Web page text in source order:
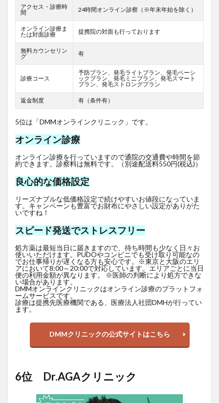
アクセス・診療時
間
24時間オンライン診察（※年末年始を除く）
オンライン診療ま
たは対面診療
提携院の対面も行っております
無料カウンセリン
グ
有
診療コース
予防プラン、発毛ライトプラン、発毛ベーシ
ックプラン、発毛ミニプラン、発毛スマート
プラン、発毛ストロングプラン
返金制度 有（条件有）
5位は「DMMオンラインクリニック」です。
オンライン診療
オンライン診療を行っていますので通院の交通費や時間を節
約できます。診察料は無料です。（別途配送料550円(税込)）
良心的な価格設定
リーズナブルな低価格設定で続けやすいお値段になっていま
す。キャンペーンも豊富でお財布にやさしい設定がありがた
いですね！
スピード発送でストレスフリー
処方薬は最短当日に届きますので、待ち時間も少なく日々お
使いいただけます。PUDOやコンビニでも受け取り可能なの
でお仕事帰りが遅くなる方も安心です。※東京と大阪のエリ
アにおいて8:00～20:00で対応しています。エリアごとに当日
便の利用金額が異なります。 ※医師の判断により処方できな
い場合があります。
DMMオンラインクリニックはオンライン診療のプラットフォ
ームサービスです。
診療は提携先医療機関である、医療法人社団DMHが行ってい
ます。
DMMクリニックの公式サイトはこちら
6位 Dr.AGAクリニック